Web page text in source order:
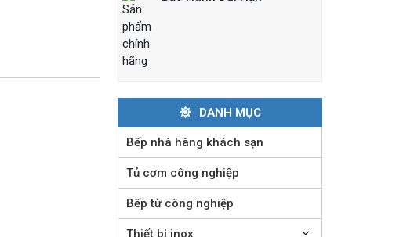
DANH MỤC
Bếp nhà hàng khách sạn
Tủ cơm công nghiệp
Bếp từ công nghiệp
Thiết bị inox
Lò nướng
Salamander Rinnai 6
giàn đốt
Liên hệ
Bếp nướng than